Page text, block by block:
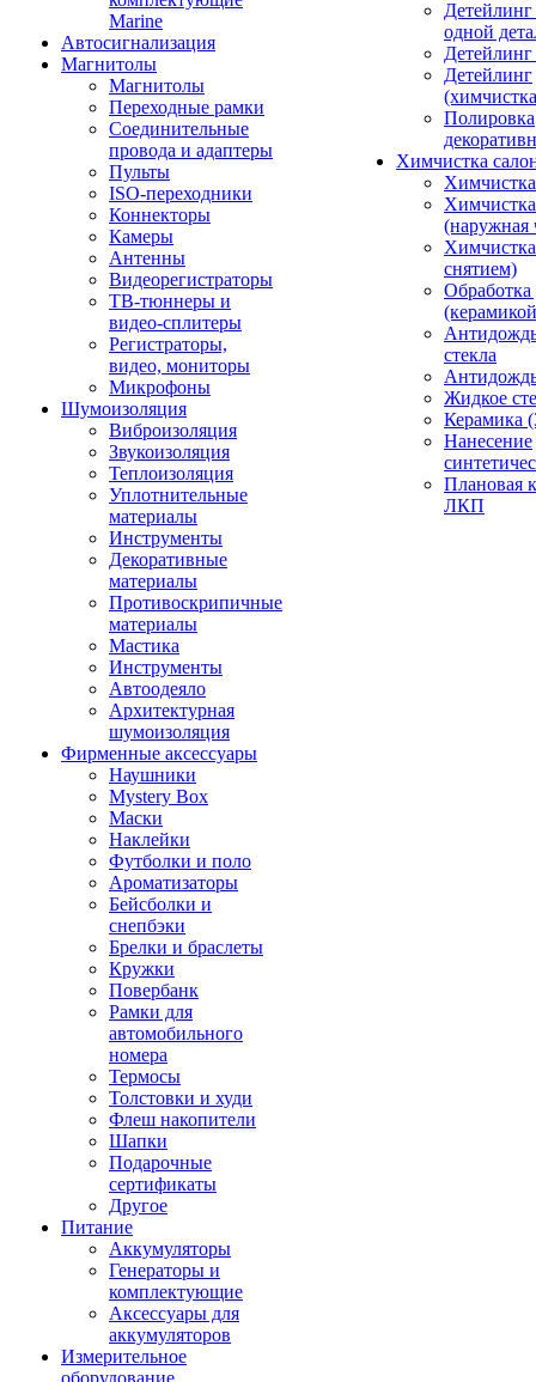
Marine
Автосигнализация
Магнитолы
Магнитолы
Переходные рамки
Соединительные
провода и адаптеры
Пульты
ISO-переходники
Коннекторы
Камеры
Антенны
Видеорегистраторы
ТВ-тюннеры и
видео-сплитеры
Регистраторы,
видео, мониторы
Микрофоны
Шумоизоляция
Виброизоляция
Звукоизоляция
Теплоизоляция
Уплотнительные
материалы
Инструменты
Декоративные
материалы
Противоскрипичные
материалы
Мастика
Инструменты
Автоодеяло
Архитектурная
шумоизоляция
Фирменные аксессуары
Наушники
Mystery Box
Маски
Наклейки
Футболки и поло
Ароматизаторы
Бейсболки и
снепбэки
Брелки и браслеты
Кружки
Повербанк
Рамки для
автомобильного
номера
Термосы
Толстовки и худи
Флеш накопители
Шапки
Подарочные
сертификаты
Другое
Питание
Аккумуляторы
Генераторы и
комплектующие
Аксессуары для
аккумуляторов
Измерительное
оборудование
одной
Детейлинг
Полировка
Химчистка
(наружная
снятием)
Обработка
стекла
Жидкое
Керамика
Нанесение
Плановая
ЛКП